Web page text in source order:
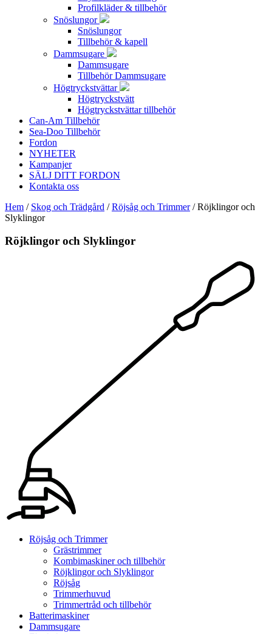
Profilkläder & tillbehör
Snöslungor
Snöslungor
Tillbehör & kapell
Dammsugare
Dammsugare
Tillbehör Dammsugare
Högtryckstvättar
Högtryckstvätt
Högtryckstvättar tillbehör
Can-Am Tillbehör
Sea-Doo Tillbehör
Fordon
NYHETER
Kampanjer
SÄLJ DITT FORDON
Kontakta oss
Hem / Skog och Trädgård /Röjsåg och Trimmer/ Röjklingor och
Slyklingor
Röjklingor och Slyklingor
Röjsåg och Trimmer
Grästrimmer
Kombimaskiner och tillbehör
Röjklingor och Slyklingor
Röjsåg
Trimmerhuvud
Trimmertråd och tillbehör
Batterimaskiner
Dammsugare